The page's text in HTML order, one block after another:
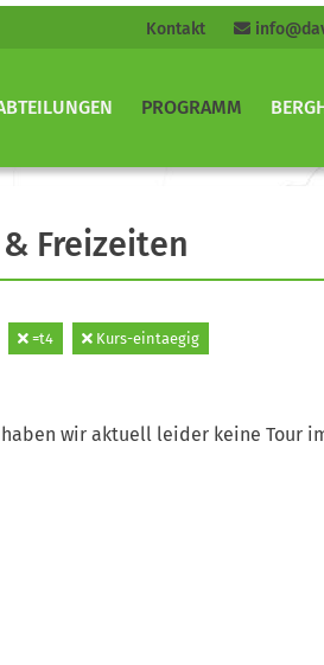
Kontakt
PROGRAMM
Freizeiten
=t4 Kurs-eintaegig
wir aktuell leider keine Tour